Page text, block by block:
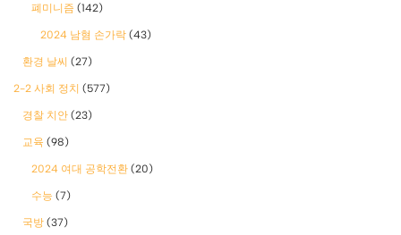
폐미니즘 (142)
2024 남혐 손가락 (43)
환경 날씨 (27)
2-2 사회 정치 (577)
경찰 치안 (23)
교육 (98)
2024 여대 공학전환 (20)
수능 (7)
국방 (37)